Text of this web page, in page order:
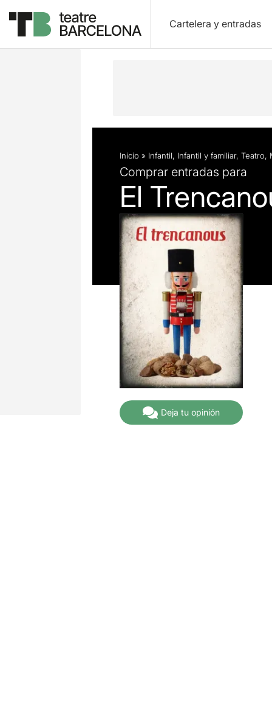
Cartelera y entradas
Descripción Ficha artística
Inicio » Infantil, Infantil y familiar, Teatro,
Comprar entradas para
El
Deja tu opinión